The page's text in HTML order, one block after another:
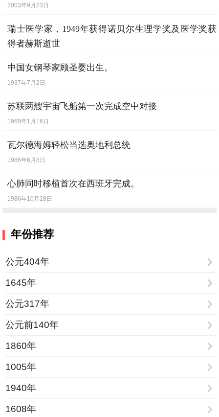
2003年9月23日
瑞士医学家，1949年获得诺贝尔生理学奖及医学奖获
得者赫斯逝世
中国女钢琴家顾圣婴出生。
1937年7月2日
苏联两艘宇宙飞船第一次完成空中对接
1969年1月16日
瓦尔德海姆轻松当选奥地利总统
1986年6月8日
心肺同时移植首次在西班牙完成。
1986年10月28日
年份推荐
公元404年
1645年
公元317年
公元前140年
1860年
1005年
1940年
1608年